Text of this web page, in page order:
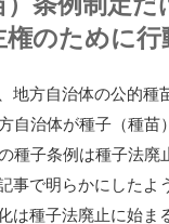
のために行
地方自治体の公的種
自治体が種子（種苗
種子条例は種子法廃
事で明らかにしたよ
は種子法廃止に始ま